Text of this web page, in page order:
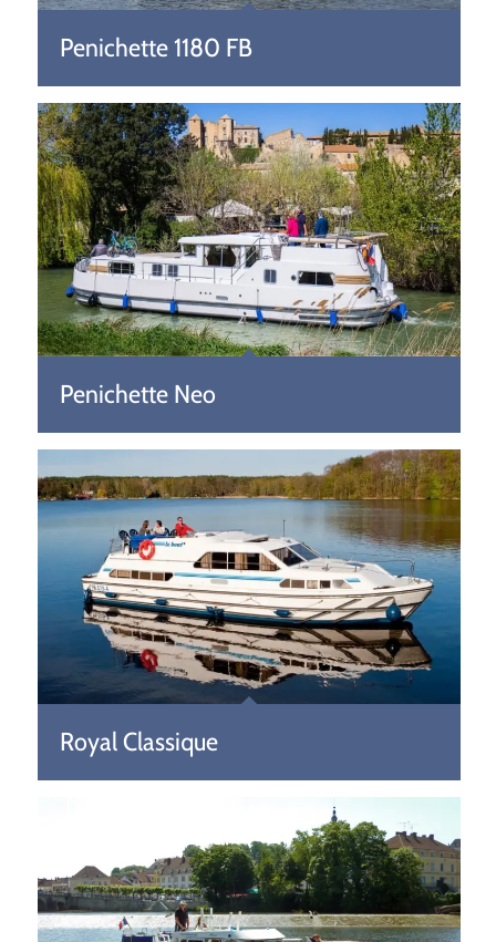
Penichette 1180 FB
Penichette Neo
Royal Classique